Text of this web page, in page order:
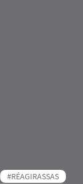
#RÉAGIRASSAS